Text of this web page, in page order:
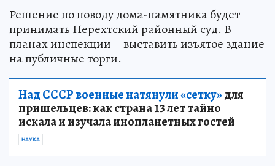
Решение по поводу дома-памятника будет
принимать Нерехтский районный суд. В
планах инспекции – выставить изъятое здание
на публичные торги.
Над СССР военные натянули «сетку»для
пришельцев: как страна 13 лет тайно
искала и изучала инопланетных гостей
НАУКА